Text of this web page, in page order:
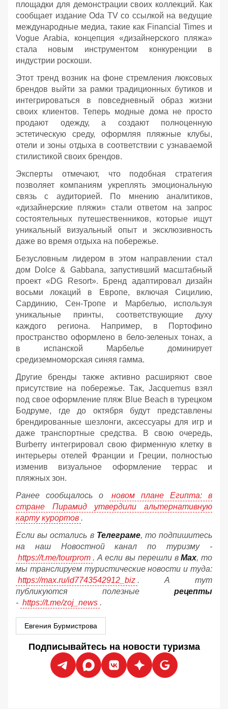
площадки для демонстрации своих коллекций. Как
сообщает издание Oda TV со ссылкой на ведущие
международные медиа, такие как Financial Times и
Vogue Arabia, концепция «дизайнерского пляжа»
стала новым инструментом конкуренции в
индустрии роскоши.
Этот тренд возник на фоне стремления люксовых
брендов выйти за рамки традиционных бутиков и
интегрироваться в повседневный образ жизни
своих клиентов. Теперь модные дома не просто
продают одежду, а создают полноценную
эстетическую среду, оформляя пляжные клубы,
отели и зоны отдыха в соответствии с узнаваемой
стилистикой своих брендов.
Эксперты отмечают, что подобная стратегия
позволяет компаниям укреплять эмоциональную
связь с аудиторией. По мнению аналитиков,
«дизайнерские пляжи» стали ответом на запрос
состоятельных путешественников, которые ищут
уникальный визуальный опыт и эксклюзивность
даже во время отдыха на побережье.
Безусловным лидером в этом направлении стал
дом Dolce & Gabbana, запустивший масштабный
проект «DG Resort». Бренд адаптировал дизайн
восьми локаций в Европе, включая Сицилию,
Сардинию, Сен-Тропе и Марбелью, используя
уникальные принты, соответствующие духу
каждого региона. Например, в Портофино
пространство оформлено в бело-зеленых тонах, а
в испанской Марбелье доминирует
средиземноморская синяя гамма.
Другие бренды также активно расширяют свое
присутствие на побережье. Так, Jacquemus взял
под свое оформление пляж Blue Beach в турецком
Бодруме, где до октября будут представлены
брендированные шезлонги, аксессуары для игр и
даже транспортные средства. В свою очередь,
Burberry интегрировал свою фирменную клетку в
интерьеры отелей Франции и Греции, полностью
изменив визуальное оформление террас и
пляжных зон.
Ранее сообщалось о
новом плане Египта: в
стране Пирамид утвердили альтернативную
карту курортов .
Если вы остались в Телеграме, то подпишитесь
на наш Новостной канал по туризму -
https://t.me/tourprom . А если вы перешли вМах, то
мы транслируем туристические новости и туда:
https://max.ru/id7743542912_biz . А тут
публикуются полезные рецепты
- https://t.me/zoj_news .
Евгения Бурмистрова
Подписывайтесь на новости туризма